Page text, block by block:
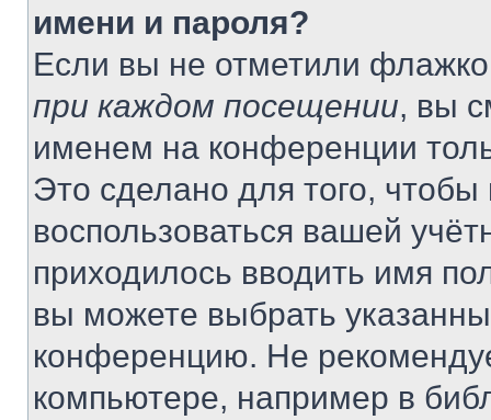
имени и пароля?
Если вы не отметили
при каждом посещении, вы
именем на конференции
Это сделано для того, чтобы
воспользоваться вашей
приходилось вводить имя
вы можете выбрать
конференцию. Не
компьютере, например в